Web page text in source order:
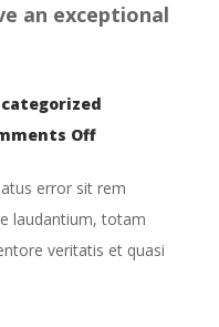
an exceptional
Offon
–
error sit rem
laudantium, totam
veritatis et quasi